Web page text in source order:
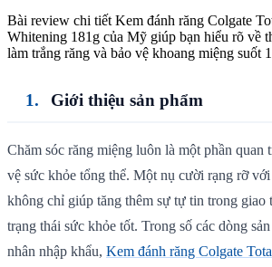
Bài review chi tiết Kem đánh răng Colgate
Whitening 181g của Mỹ giúp bạn hiểu rõ về
làm trắng răng và bảo vệ khoang miệng suốt
Giới thiệu sản phẩm
Chăm sóc răng miệng luôn là một phần quan
vệ sức khỏe tổng thể. Một nụ cười rạng rỡ với
không chỉ giúp tăng thêm sự tự tin trong giao
trạng thái sức khỏe tốt. Trong số các dòng
nhân nhập khẩu, Kem đánh răng Colgate